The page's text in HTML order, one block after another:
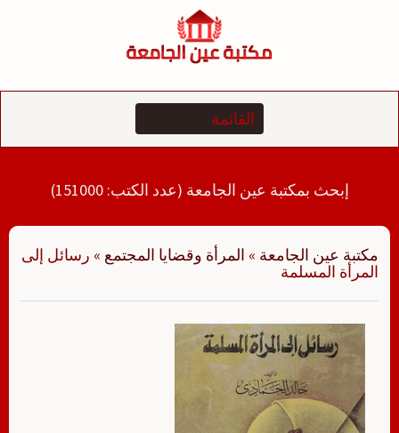
إبحث بمكتبة عين الجامعة (عدد الكتب: 151000)
مكتبة عين الجامعة » المرأة وقضايا المجتمع » رسائل إلى
المرأة المسلمة